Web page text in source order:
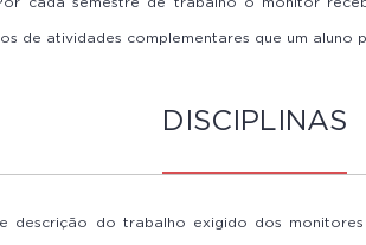
de atividades complementares que um aluno
DISCIPLINAS
descrição do trabalho exigido dos